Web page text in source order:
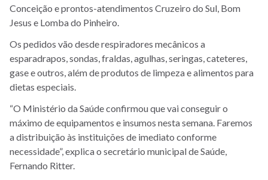
Conceição e prontos-atendimentos Cruzeiro do Sul, Bom
Jesus e Lomba do Pinheiro.
Os pedidos vão desde respiradores mecânicos a
esparadrapos, sondas, fraldas, agulhas, seringas, cateteres,
gase e outros, além de produtos de limpeza e alimentos para
dietas especiais.
“O Ministério da Saúde confirmou que vai conseguir o
máximo de equipamentos e insumos nesta semana. Faremos
a distribuição às instituições de imediato conforme
necessidade”, explica o secretário municipal de Saúde,
Fernando Ritter.